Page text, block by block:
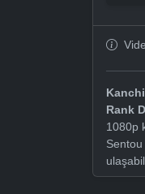
Rank
1080p